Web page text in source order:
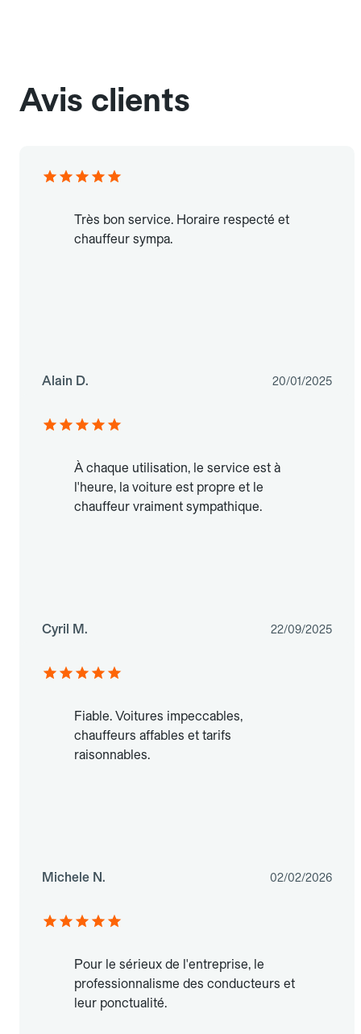
Avis clients
Très bon service. Horaire respecté et
chauffeur sympa.
Alain D. 20/01/2025
À chaque utilisation, le service est à
l'heure, la voiture est propre et le
chauffeur vraiment sympathique.
Cyril M. 22/09/2025
Fiable. Voitures impeccables,
chauffeurs affables et tarifs
raisonnables.
Michele N. 02/02/2026
Pour le sérieux de l'entreprise, le
professionnalisme des conducteurs et
leur ponctualité.